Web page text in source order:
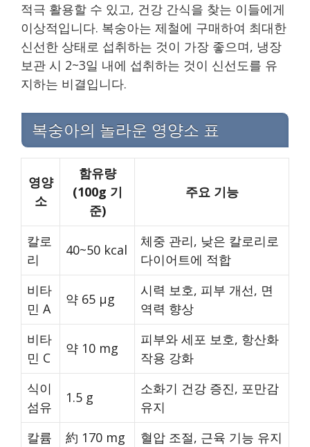
적극 활용할 수 있고, 건강 간식을 찾는 이들에게
이상적입니다. 복숭아는 제철에 구매하여 최대한
신선한 상태로 섭취하는 것이 가장 좋으며, 냉장
보관 시 2~3일 내에 섭취하는 것이 신선도를 유
지하는 비결입니다.
복숭아의 놀라운 영양소 표
영양
소
함유량
(100g 기
준)
주요 기능
칼로
리
40~50 kcal
체중 관리, 낮은 칼로리로
다이어트에 적합
비타
민 A
약 65 μg
시력 보호, 피부 개선, 면
역력 향상
비타
민 C
약 10 mg
피부와 세포 보호, 항산화
작용 강화
식이
섬유
1.5 g
소화기 건강 증진, 포만감
유지
칼륨
約 170 mg
혈압 조절, 근육 기능 유지